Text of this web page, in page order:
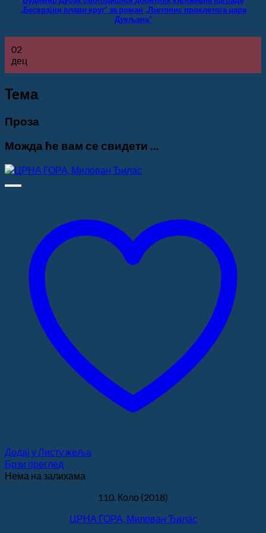
„Бескрајни плави круг“ за роман „Љетопис проклетога цара
Дукљана”
02
дец
Teма
Проза
Можда ће вам се свидети …
Додај у Листу жеља
Брзи преглед
Нема на залихама
110. Коло (2018)
ЦРНА ГОРА, Милован Ђилас